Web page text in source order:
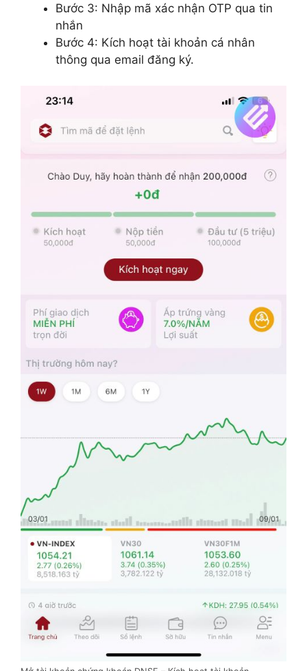
Bước 3: Nhập mã xác nhận OTP qua tin
nhắn
Bước 4: Kích hoạt tài khoản cá nhân
thông qua email đăng ký.